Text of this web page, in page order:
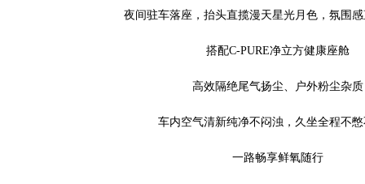
夜间驻车落座，抬头直揽漫天星光月色，氛围
搭配C-PURE净立方健康座舱
高效隔绝尾气扬尘、户外粉尘杂质
车内空气清新纯净不闷浊，久坐全程不
一路畅享鲜氧随行